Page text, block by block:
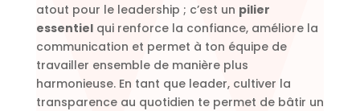
atout pour le leadership ; c’est un pilier
essentielqui renforce la confiance, améliore la
communication et permet à ton équipe de
travailler ensemble de manière plus
harmonieuse. En tant que leader, cultiver la
transparence au quotidien te permet de bâtir un